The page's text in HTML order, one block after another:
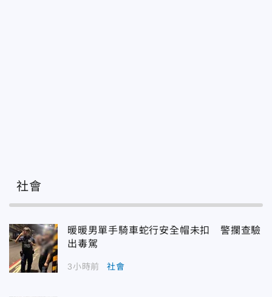
社會
暖暖男單手騎車蛇行安全帽未扣 警攔查驗
出毒駕
3小時前 社會